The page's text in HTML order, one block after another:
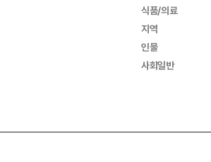
식품/의료
지역
인물
사회일반